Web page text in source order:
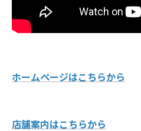
ホームページはこちらから
店舗案内はこちらから